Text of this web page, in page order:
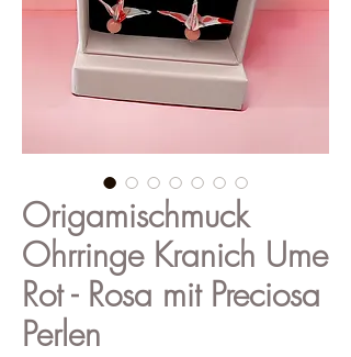
Origamischmuck
Ohrringe Kranich Ume
Rot - Rosa mit Preciosa
Perlen